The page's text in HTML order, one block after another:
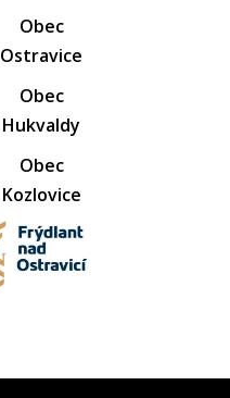
Obec
Ostravice
Obec
Hukvaldy
Obec
Kozlovice